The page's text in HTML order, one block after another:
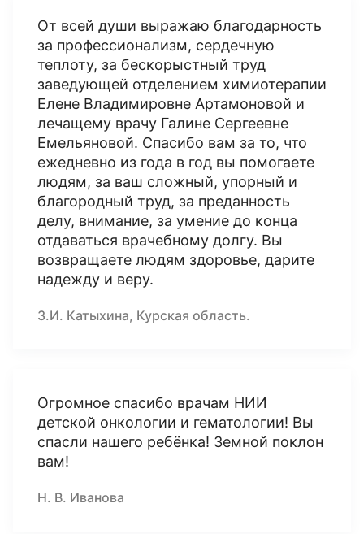
От всей души выражаю благодарность
за профессионализм, сердечную
теплоту, за бескорыстный труд
заведующей отделением химиотерапии
Елене Владимировне Артамоновой и
лечащему врачу Галине Сергеевне
Емельяновой. Спасибо вам за то, что
ежедневно из года в год вы помогаете
людям, за ваш сложный, упорный и
благородный труд, за преданность
делу, внимание, за умение до конца
отдаваться врачебному долгу. Вы
возвращаете людям здоровье, дарите
надежду и веру.
З.И. Катыхина, Курская область.
Огромное спасибо врачам НИИ
детской онкологии и гематологии! Вы
спасли нашего ребёнка! Земной поклон
вам!
Н. В. Иванова